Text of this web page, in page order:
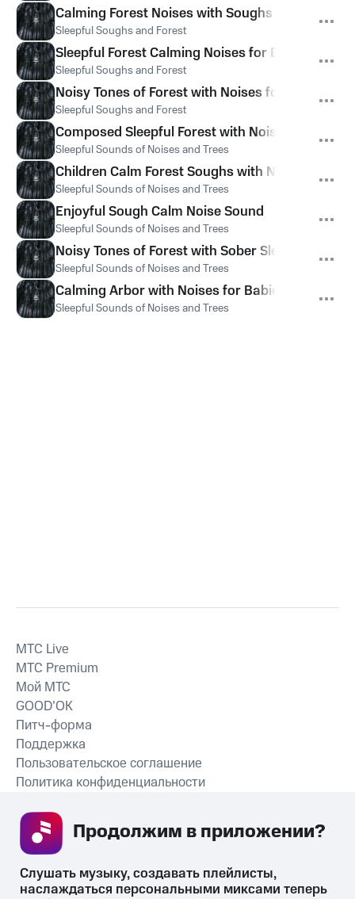
Calming Forest Noises with Soughs for Sleep
Sleepful Soughs and Forest
Sleepful Forest Calming Noises for Babies
Sleepful Soughs and Forest
Noisy Tones of Forest with Noises for Kids
Sleepful Soughs and Forest
Composed Sleepful Forest with Noise for Kids
Sleepful Sounds of Noises and Trees
Children Calm Forest Soughs with Noise
Sleepful Sounds of Noises and Trees
Enjoyful Sough Calm Noise Sound
Sleepful Sounds of Noises and Trees
Noisy Tones of Forest with Sober Sleepful Noise
Sleepful Sounds of Noises and Trees
Calming Arbor with Noises for Babies
Sleepful Sounds of Noises and Trees
СКАЧАТЬ ПРИЛОЖЕНИЕ
MTС Live
MTС Premium
Мой МТС
GOOD’OK
Питч-форма
Поддержка
Пользовательское соглашение
Политика конфиденциальности
Слушать музыку, создавать плейлисты,
наслаждаться персональными миксами теперь